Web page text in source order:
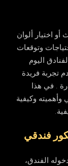
اختيار ألوان
وتوقعات
اليوم
تجربة فريدة
. في هذا
وكيفية
فندقي
الفندق،